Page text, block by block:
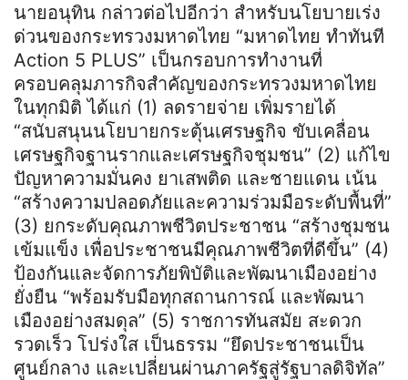
นายอนุทิน กล่าวต่อไปอีกว่า สำหรับนโยบายเร่ง
ด่วนของกระทรวงมหาดไทย “มหาดไทย ทำทันที
Action 5 PLUS” เป็นกรอบการทำงานที่
ครอบคลุมภารกิจสำคัญของกระทรวงมหาดไทย
ในทุกมิติ ได้แก่ (1) ลดรายจ่าย เพิ่มรายได้
“สนับสนุนนโยบายกระตุ้นเศรษฐกิจ ขับเคลื่อน
เศรษฐกิจฐานรากและเศรษฐกิจชุมชน” (2) แก้ไข
ปัญหาความมั่นคง ยาเสพติด และชายแดน เน้น
“สร้างความปลอดภัยและความร่วมมือระดับพื้นที่”
(3) ยกระดับคุณภาพชีวิตประชาชน “สร้างชุมชน
เข้มแข็ง เพื่อประชาชนมีคุณภาพชีวิตที่ดีขึ้น” (4)
ป้องกันและจัดการภัยพิบัติและพัฒนาเมืองอย่าง
ยั่งยืน “พร้อมรับมือทุกสถานการณ์ และพัฒนา
เมืองอย่างสมดุล” (5) ราชการทันสมัย สะดวก
รวดเร็ว โปร่งใส เป็นธรรม “ยึดประชาชนเป็น
ศูนย์กลาง และเปลี่ยนผ่านภาครัฐสู่รัฐบาลดิจิทัล”